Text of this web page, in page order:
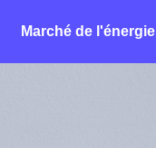
Marché de l'énergie